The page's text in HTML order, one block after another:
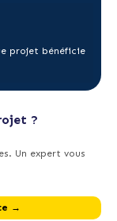
projet bénéficie
?
Un expert vous
→